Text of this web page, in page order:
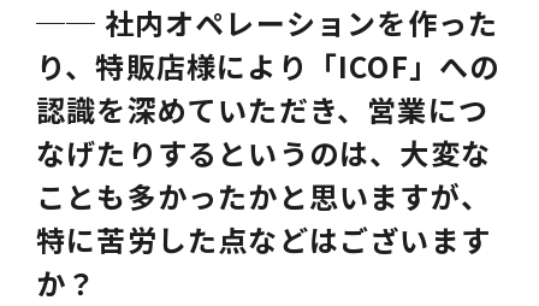
── 社内オペレーションを作った
り、特販店様により「ICOF」への
認識を深めていただき、営業につ
なげたりするというのは、大変な
ことも多かったかと思いますが、
特に苦労した点などはございます
か？